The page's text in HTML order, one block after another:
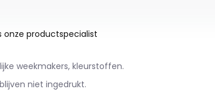
onze productspecialist
weekmakers, kleurstoffen.
niet ingedrukt.